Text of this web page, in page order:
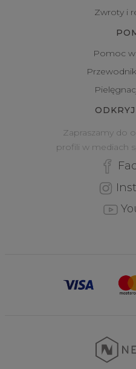
Zwroty i
Pomoc
Zapraszamy do
profili w mediach